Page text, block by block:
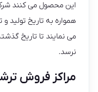
این محصول می کنند
همواره به تاریخ تولید
می نمایند تا تاریخ
نرسد.
مراکز فروش